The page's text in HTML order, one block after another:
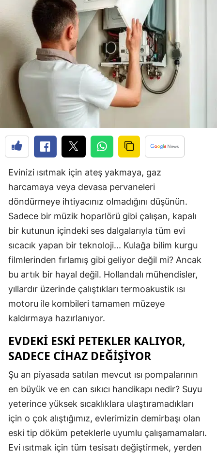
Diyarbakır
Edirne
Elazığ
Erzincan
Erzurum
Gaziantep
Giresun
Gümüşhane
Hakkari
Hatay
Isparta
Mersin
İstanbul
İzmir
Kars
Kayseri
Kırşehir
Kocaeli
Konya
Kütahya
Evinizi ısıtmak için ateş yakmaya, gaz
harcamaya veya devasa pervaneleri
döndürmeye ihtiyacınız olmadığını düşünün.
Sadece bir müzik hoparlörü gibi çalışan, kapalı
bir kutunun içindeki ses dalgalarıyla tüm evi
sıcacık yapan bir teknoloji... Kulağa bilim kurgu
filmlerinden fırlamış gibi geliyor değil mi? Ancak
bu artık bir hayal değil. Hollandalı mühendisler,
yıllardır üzerinde çalıştıkları termoakustik ısı
motoru ile kombileri tamamen müzeye
kaldırmaya hazırlanıyor.
EVDEKI ESKI PETEKLER KALIYOR,
SADECE CIHAZ DEĞIŞIYOR
Şu an piyasada satılan mevcut ısı pompalarının
en büyük ve en can sıkıcı handikapı nedir? Suyu
yeterince yüksek sıcaklıklara ulaştıramadıkları
için o çok alıştığımız, evlerimizin demirbaşı olan
eski tip döküm peteklerle uyumlu çalışamamaları.
Evi ısıtmak için tüm tesisatı değiştirmek, yerden